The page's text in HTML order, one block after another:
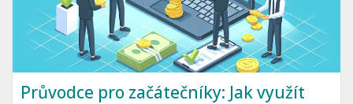
Průvodce pro začátečníky: Jak využít